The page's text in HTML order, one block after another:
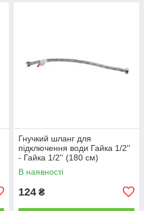
Гнучкий шланг для
підключення води Гайка 1/2''
- Гайка 1/2'' (180 см)
(силіконова оболонка) Чехія
В наявності
124 ₴